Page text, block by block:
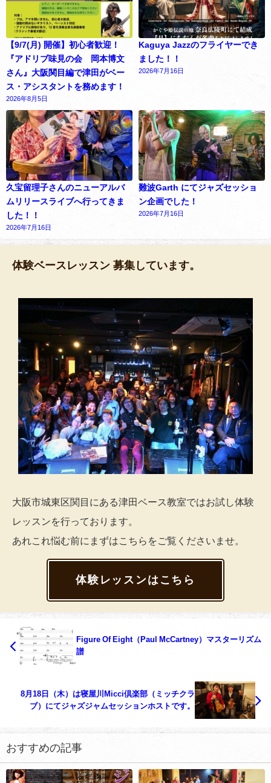
【9/7(月) 開催】初心者歓迎！
『アドリブ味見の会 岡本博文
さん』大阪関目編で津田がベー
ス・アシスタントを務めます！
2026年8月5日
Kaguya Jazzのフライヤーでき
ました！！
2026年7月16日
久宝留理子さんのニューアルバ
ムリリースライブへ行ってきま
した！！
2026年7月16日
難波Garth にてジャズセッショ
ン企画でした！
2026年7月16日
体験ベースレッスン 募集しています。
大阪市城東区関目にある津田ベース教室ではお試し体験
レッスンを行っております。
あれこれ悩む前にまずはこちらをご覧くださいませ。
体験レッスンはこちら
Figure Of Eight（Paul McCartney）マスターリズム
譜
8月18日（木）は寝屋川Micci倶楽部（ミッチクラ
ブ）にてジャズジャムセッションホストです。
おすすめの記事